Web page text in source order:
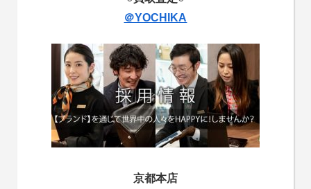
＠YOCHIKA
京都本店